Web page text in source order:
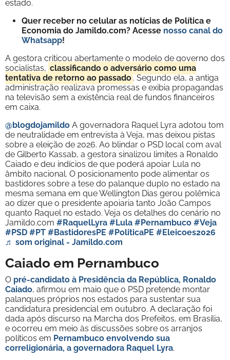
estado.
Quer receber no celular as notícias de Política e
Economia do Jamildo.com? Acesse nosso canal do
Whatsapp!
A gestora criticou abertamente o modelo de governo dos
socialistas, classificando o adversário como uma
tentativa de retorno ao passado. Segundo ela, a antiga
administração realizava promessas e exibia propagandas
na televisão sem a existência real de fundos financeiros
em caixa.
@blogdojamildo A governadora Raquel Lyra adotou tom
de neutralidade em entrevista à Veja, mas deixou pistas
sobre a eleição de 2026. Ao blindar o PSD local com aval
de Gilberto Kassab, a gestora sinalizou limites a Ronaldo
Caiado e deu indícios de que poderá apoiar Lula no
âmbito nacional. O posicionamento pode alimentar os
bastidores sobre a tese do palanque duplo no estado na
mesma semana em que Wellington Dias gerou polêmica
ao dizer que o presidente apoiaria tanto João Campos
quanto Raquel no estado. Veja os detalhes do cenário no
Jamildo.com #RaquelLyra #Lula #Pernambuco #Veja
#PSD #PT #BastidoresPE #PoliticaPE #Eleicoes2026
♬ som original - Jamildo.com
Caiado em Pernambuco
O pré-candidato à Presidência da República, Ronaldo
Caiado, afirmou em maio que o PSD pretende montar
palanques próprios nos estados para sustentar sua
candidatura presidencial em outubro. A declaração foi
dada após discurso na Marcha dos Prefeitos, em Brasília,
e ocorreu em meio às discussões sobre os arranjos
políticos em Pernambuco envolvendo sua
correligionária, a governadora Raquel Lyra.